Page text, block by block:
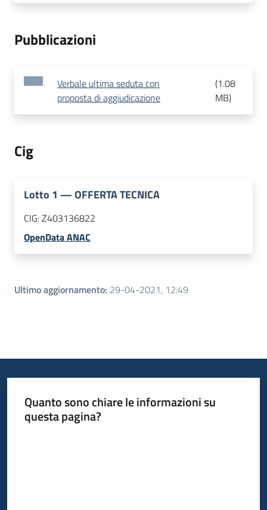
Pubblicazioni
Verbale ultima seduta con
proposta di aggiudicazione
(1.08
MB)
Cig
Lotto 1 —OFFERTA TECNICA
CIG:Z403136822
OpenData ANAC
Ultimo aggiornamento: 29-04-2021, 12:49
Quanto sono chiare le informazioni su
questa pagina?